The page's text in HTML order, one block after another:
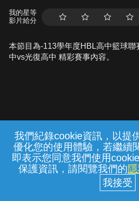
我們紀錄cookie資訊，以提
優化您的使用體驗，若繼續
即表示您同意我們使用
保護資訊，請閱覽我們的
我的星等
影片給分
本節目為-113學年度HBL高中籃球聯
中vs光復高中 精彩賽事內容。
常見問題 線上客服 服務
中華電信股份有限公司個
(統一編號：